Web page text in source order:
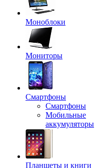
Моноблоки
Мониторы
Смартфоны
Смартфоны
Мобильные
аккумуляторы
Планшеты и книги